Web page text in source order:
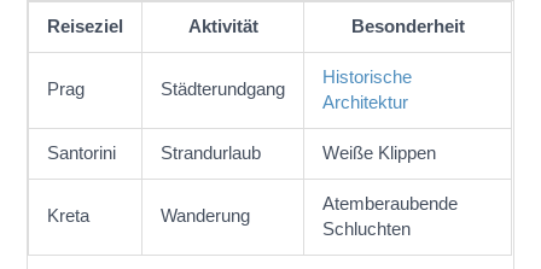
Reiseziel Aktivität Besonderheit
Prag Städterundgang
Historische
Architektur
Santorini Strandurlaub Weiße Klippen
Kreta Wanderung
Atemberaubende
Schluchten